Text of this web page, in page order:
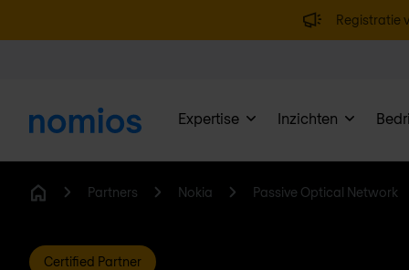
Registratie
Expertise Inzichten
Partners Nokia Passive Optical Network
Certified Partner